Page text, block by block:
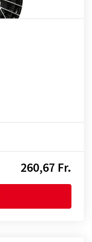
260,67 Fr.